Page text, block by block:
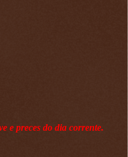
e preces do dia corrente.